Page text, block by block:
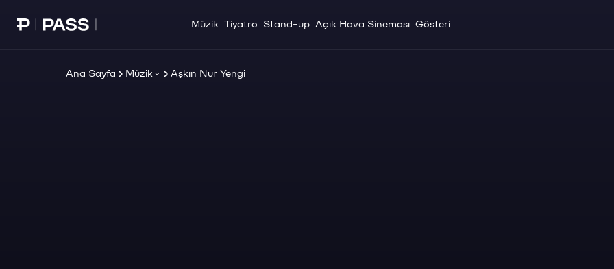
Paribu Pass Ana Sayfa Müzik Tiyatro Stand-up Açık Hava Sineması Gösteri
Ana Sayfa Müzik Aşkın Nur Yengi